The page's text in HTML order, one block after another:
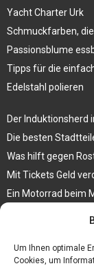
Um Ihnen optimale
Cookies, um
Yacht Charter Urk
Schmuckfarben,
Passionsblume
Tipps für die
Edelstahl polieren
Der Induktionsherd
Die besten
Was hilft gegen
Mit Tickets Geld
Ein Motorrad beim
Vegane Mode.